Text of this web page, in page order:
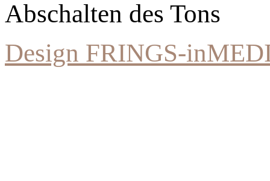
Abschalten des Tons
Design FRINGS-